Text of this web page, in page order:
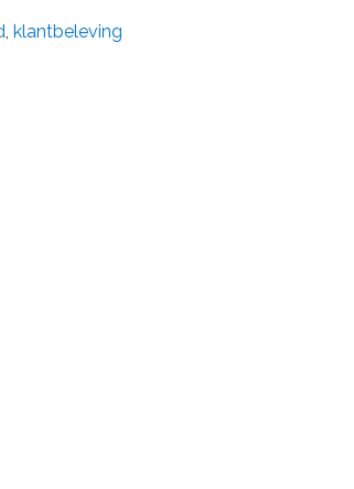
, klantbeleving